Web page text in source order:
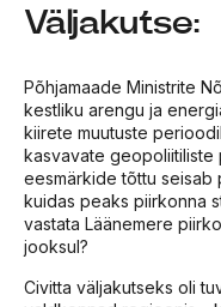
Väljakutse:
Põhjamaade Ministrite
kestliku arengu ja
kiirete muutuste
kasvavate geopoliitiliste
eesmärkide tõttu seisab
kuidas peaks piirkonna
vastata Läänemere
jooksul?
Civitta väljakutseks oli